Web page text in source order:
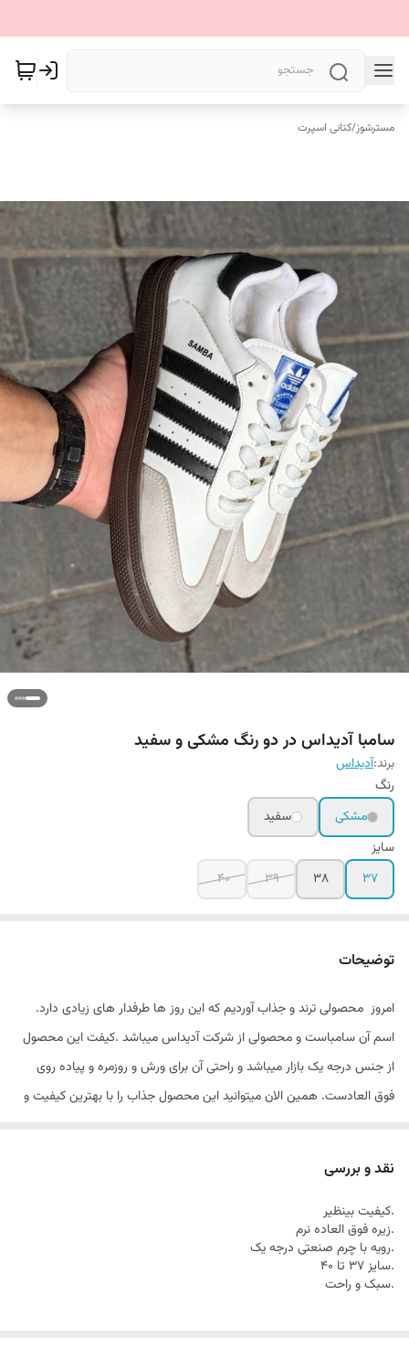
مسترشوز/کتانی اسپرت
سامبا آدیداس در دو رنگ مشکی و سفید
برند:آدیداس
رنگ
مشکی
سفید
سایز
37
38
39
40
توضیحات
امروز محصولی ترند و جذاب آوردیم که این روز ها طرفدار های زیادی دارد.
اسم آن سامباست و محصولی از شرکت آدیداس میباشد .کیفت این محصول
از جنس درجه یک بازار میباشد و راحتی آن برای ورش و روزمره و پیاده روی
فوق العادست. همین الان میتوانید این محصول جذاب را با بهترین کیفیت و
نقد و بررسی
.کیفیت بینظیر
.زیره فوق العاده نرم
.رویه با چرم صنعتی درجه یک
.سایز 37 تا 40
.سبک و راحت